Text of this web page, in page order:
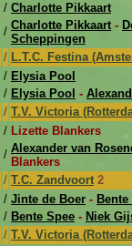
/ Charlotte Pikkaart
/ Charlotte Pikkaart-
Scheppingen
/ L.T.C. Festina
/ Elysia Pool
/ Elysia Pool -
/ T.V. Victoria
/ Lizette Blankers
/ Alexander van
Blankers
/ T.C. Zandvoort 2
/ Jinte de Boer - Bente
/ Bente Spee - Niek
/ T.V. Victoria